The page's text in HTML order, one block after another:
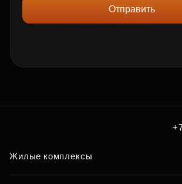
Отправить
Жилые комплексы